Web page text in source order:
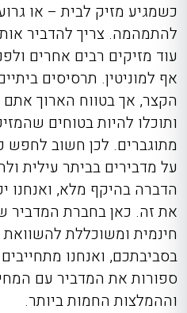
כשמגיע מזיק לבית – או
להתמהמה. צריך להדביר
עוד מזיקים רבים אחרים
אף למוניטין. תרסיסים
הקצר, אך בטווח הארוך אתם
ותוכלו להיות בטוחים
מתוגברים. לכן חשוב
על מדבירים בביתר עילית
הדברה בהיקף מלא, ואנחנו
את זה. כאן בחברת
חינמית ומשוכללת להשוואת
בסביבתכם, ואנחנו
ספורות את המדביר עם
וההמלצות החמות ביותר.